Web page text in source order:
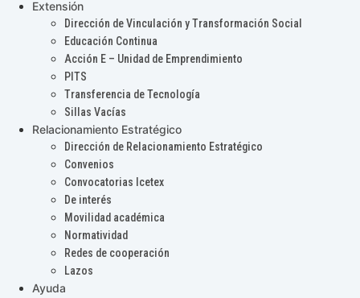
Extensión
Dirección de Vinculación y Transformación Social
Educación Continua
Acción E – Unidad de Emprendimiento
PITS
Transferencia de Tecnología
Sillas Vacías
Relacionamiento Estratégico
Dirección de Relacionamiento Estratégico
Convenios
Convocatorias Icetex
De interés
Movilidad académica
Normatividad
Redes de cooperación
Lazos
Ayuda